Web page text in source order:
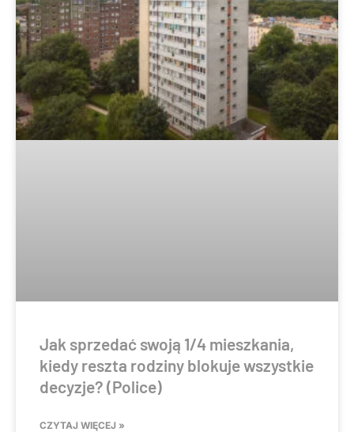
Jak sprzedać swoją 1/4 mieszkania,
kiedy reszta rodziny blokuje wszystkie
decyzje? (Police)
CZYTAJ WIĘCEJ »